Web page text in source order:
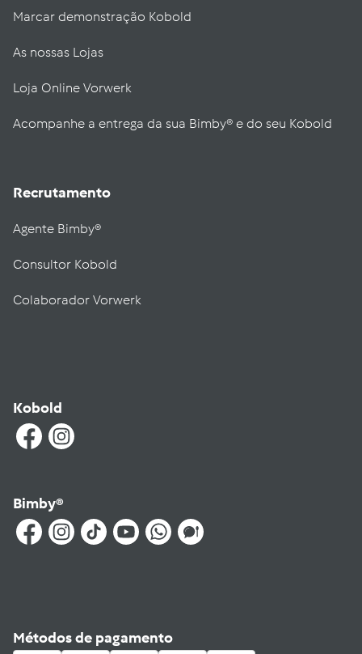
Marcar demonstração Kobold
As nossas Lojas
Loja Online Vorwerk
Acompanhe a entrega da sua Bimby® e do seu Kobold
Recrutamento
Agente Bimby®
Consultor Kobold
Colaborador Vorwerk
Kobold
Bimby®
Métodos de pagamento